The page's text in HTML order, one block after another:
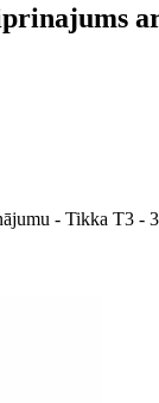
- Tikka T3 -